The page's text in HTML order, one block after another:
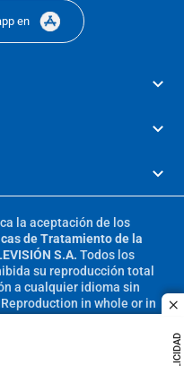
en
la aceptación de los
de Tratamiento de la
S.A. Todos los
su reproducción total
a cualquier idioma sin
in whole or in